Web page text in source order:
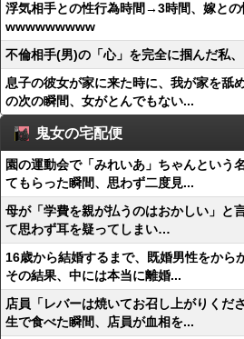
浮気相手との性行為時間→3時間、嫁と
wwwwwwwww
不倫相手(男)の「心」を完全に掴んだ私
息子の彼女が家に来た時に、我が家を舐
の次の瞬間、女がとんでもない...
鬼女の宅配便
園の運動会で「みれいあ」ちゃんという
てもらった瞬間、思わず二度見...
母が「学費を親が払うのはおかしい」と
て思わず耳を疑ってしまい…
16歳から結婚するまで、既婚男性をから
その結果、中には本当に離婚...
店員「レバーは焼いてお召し上がりくだ
生で食べた瞬間、店員が血相を...